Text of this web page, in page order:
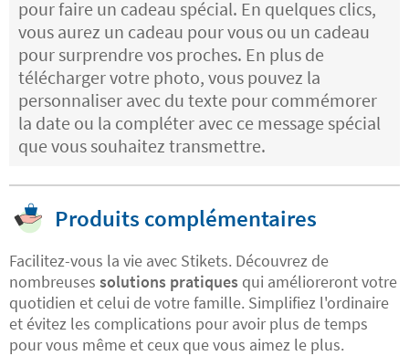
pour faire un cadeau spécial. En quelques clics,
vous aurez un cadeau pour vous ou un cadeau
pour surprendre vos proches. En plus de
télécharger votre photo, vous pouvez la
personnaliser avec du texte pour commémorer
la date ou la compléter avec ce message spécial
que vous souhaitez transmettre.
Produits complémentaires
Facilitez-vous la vie avec Stikets. Découvrez de
nombreuses solutions pratiques qui amélioreront votre
quotidien et celui de votre famille. Simplifiez l'ordinaire
et évitez les complications pour avoir plus de temps
pour vous même et ceux que vous aimez le plus.